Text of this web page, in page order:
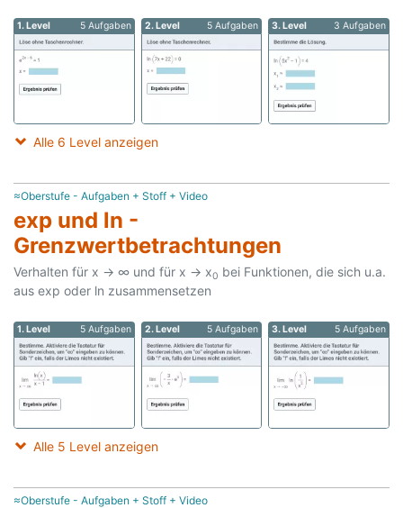
1. Level 5 Aufgaben 2. Level 5 Aufgaben 3. Level 3 Aufgaben
Alle 6 Level anzeigen
≈Oberstufe - Aufgaben + Stoff + Video
exp und ln -
Grenzwertbetrachtungen
Verhalten für x → ∞ und für x → x0 bei Funktionen, die sich u.a.
aus exp oder ln zusammensetzen
1. Level 5 Aufgaben 2. Level 5 Aufgaben 3. Level 5 Aufgaben
Alle 5 Level anzeigen
≈Oberstufe - Aufgaben + Stoff + Video